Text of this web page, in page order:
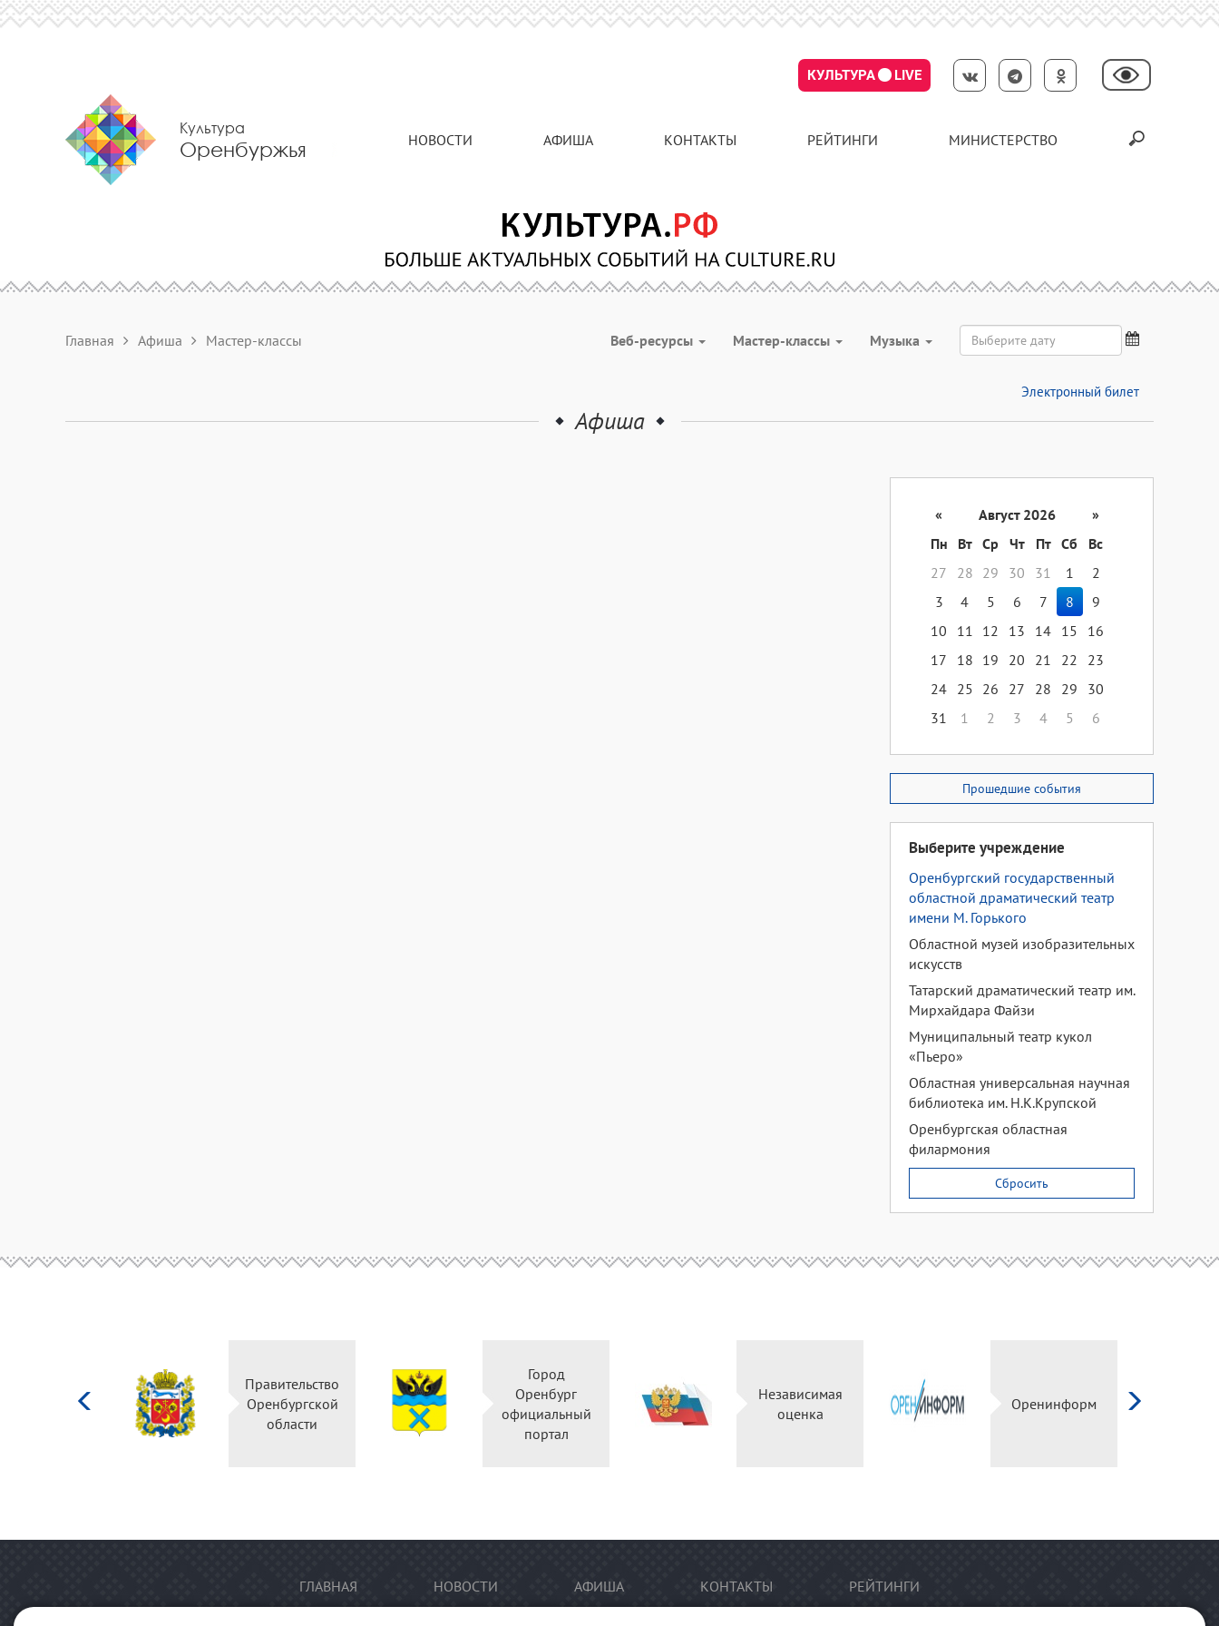
КУЛЬТУРА LIVE
Культура
Оренбуржья НОВОСТИ АФИША КОНТАКТЫ РЕЙТИНГИ МИНИСТЕРСТВО
Главная Афиша Мастер-классы Веб-ресурсы Мастер-классы Музыка
Электронный билет
Афиша
« Август 2026
»
Пн
Вт Ср Чт Пт Сб
Вс
27
28 29 30 31 1
2
3
4 5 6 7 8
9
10
11 12 13 14 15
16
17
18 19 20 21 22
23
24 25 26 27 28 29
30
31
1 2 3 4 5 6
Прошедшие события
Выберите учреждение
Оренбургский государственный
областной драматический театр
имени М. Горького
Областной музей изобразительных
искусств
Татарский драматический театр им.
Мирхайдара Файзи
Муниципальный театр кукол
«Пьеро»
Областная универсальная научная
библиотека им. Н.К.Крупской
Оренбургская областная
филармония
Сбросить
Правительство
Оренбургской
области
Город
Оренбург
официальный
портал
Независимая
оценка
Оренинформ
ГЛАВНАЯ НОВОСТИ АФИША КОНТАКТЫ РЕЙТИНГИ